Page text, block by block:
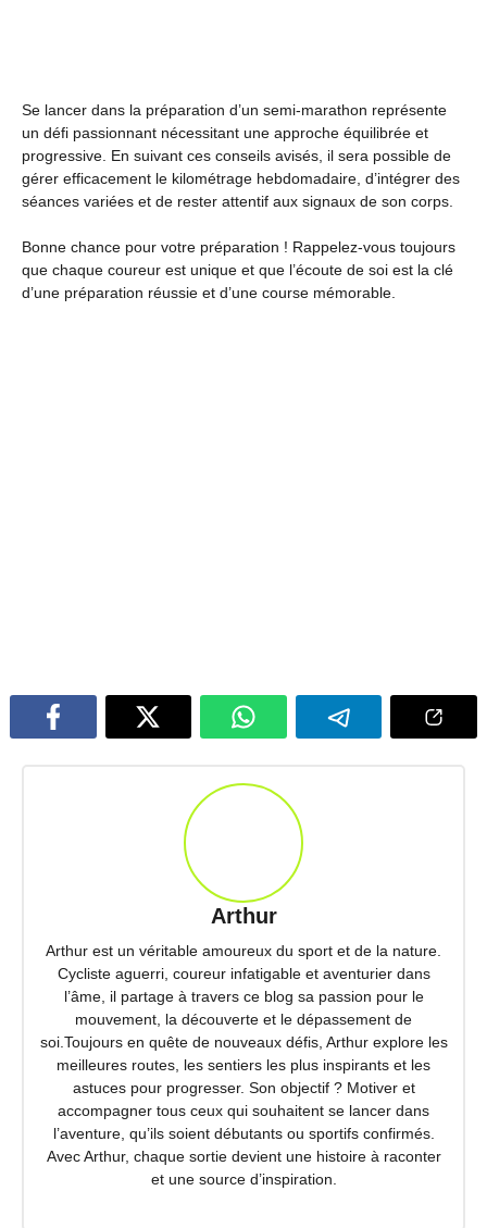
Se lancer dans la préparation d’un semi-marathon représente
un défi passionnant nécessitant une approche équilibrée et
progressive. En suivant ces conseils avisés, il sera possible de
gérer efficacement le kilométrage hebdomadaire, d’intégrer des
séances variées et de rester attentif aux signaux de son corps.
Bonne chance pour votre préparation ! Rappelez-vous toujours
que chaque coureur est unique et que l’écoute de soi est la clé
d’une préparation réussie et d’une course mémorable.
Arthur
Arthur est un véritable amoureux du sport et de la nature.
Cycliste aguerri, coureur infatigable et aventurier dans
l’âme, il partage à travers ce blog sa passion pour le
mouvement, la découverte et le dépassement de
soi.Toujours en quête de nouveaux défis, Arthur explore les
meilleures routes, les sentiers les plus inspirants et les
astuces pour progresser. Son objectif ? Motiver et
accompagner tous ceux qui souhaitent se lancer dans
l’aventure, qu’ils soient débutants ou sportifs confirmés.
Avec Arthur, chaque sortie devient une histoire à raconter
et une source d’inspiration.